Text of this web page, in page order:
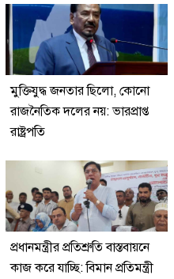
মুক্তিযুদ্ধ জনতার ছিলো, কোনো
রাজনৈতিক দলের নয়: ভারপ্রাপ্ত
রাষ্ট্রপতি
প্রধানমন্ত্রীর প্রতিশ্রুতি বাস্তবায়নে
কাজ করে যাচ্ছি: বিমান প্রতিমন্ত্রী